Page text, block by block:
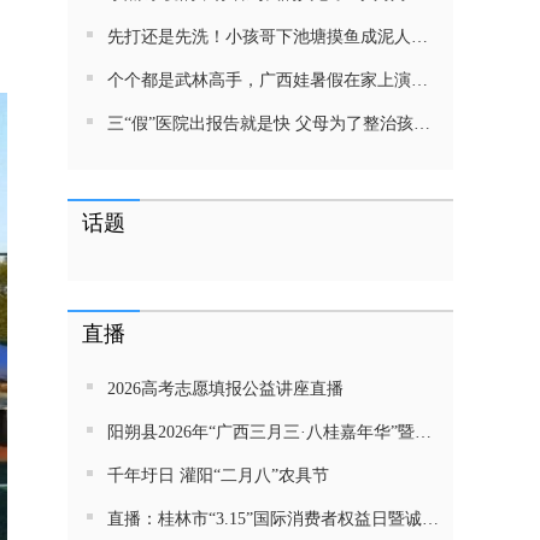
先打还是先洗！小孩哥下池塘摸鱼成泥人！网友：这才是童年该有的样子，好怀念
个个都是武林高手，广西娃暑假在家上演武侠片，80后90后:以前我们也这样玩
三“假”医院出报告就是快 父母为了整治孩子少吃零食想尽了办法 网友：“又有”笑死我了
话题
直播
2026高考志愿填报公益讲座直播
阳朔县2026年“广西三月三·八桂嘉年华”暨金龙巡游活动直播
千年圩日 灌阳“二月八”农具节
直播：桂林市“3.15”国际消费者权益日暨诚信教育主题活动网民面对面活动